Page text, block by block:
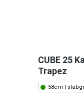
CUBE 25
Trapez
58cm |